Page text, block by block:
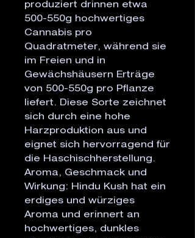
produziert drinnen etwa
500-550g hochwertiges
Cannabis pro
Quadratmeter, während sie
im Freien und in
Gewächshäusern Erträge
von 500-550g pro Pflanze
liefert. Diese Sorte zeichnet
sich durch eine hohe
Harzproduktion aus und
eignet sich hervorragend für
die Haschischherstellung.
Aroma, Geschmack und
Wirkung: Hindu Kush hat ein
erdiges und würziges
Aroma und erinnert an
hochwertiges, dunkles